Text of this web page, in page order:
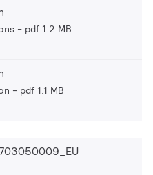
pdf 1.2 MB
pdf 1.1 MB